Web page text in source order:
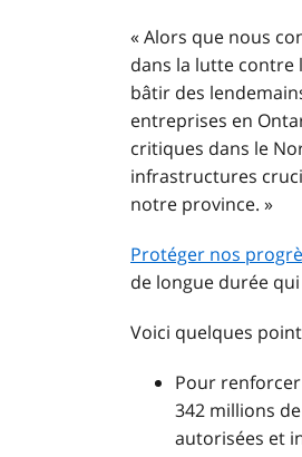
« Alors que nous
dans la lutte contre
bâtir des
entreprises en
critiques dans le
infrastructures
notre province. »
Protéger nos
de longue durée
Voici quelques
Pour
342 millions
autorisées et